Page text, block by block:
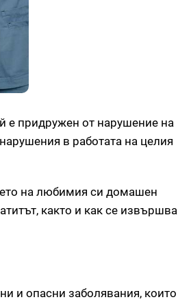
е придружен от нарушение на
в работата на целия
на любимия си домашен
както и как се извършва
и опасни заболявания, които